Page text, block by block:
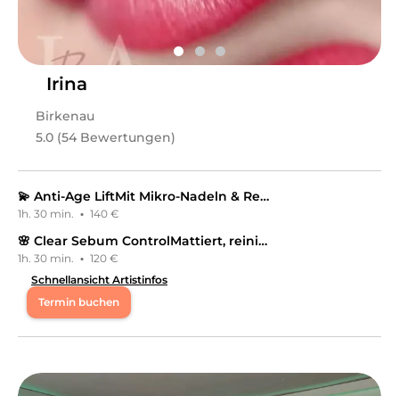
inDuisburg bietet Leistungen inSchulungen,
Wimpern & Augenbrauen Schulungen, Kosmetik,
Gesichts- & Körperbehandlungen,
Wimpernbehandlungen, Gesicht- & Körperbehandlung
Schulungan.
Irina
Birkenau
5.0 (54 Bewertungen)
💫 Anti-Age LiftMit Mikro-Nadeln & Retinol — für glatte, feste & verjüngte Haut ✨
1h. 30 min. · 140 €
🌸 Clear Sebum ControlMattiert, reinigt tief & bringt die Haut wieder ins Gleichgewicht 🌤
1h. 30 min. · 120 €
Schnellansicht Artistinfos
Termin buchen
Mo 10:30 - 18:00
Mi